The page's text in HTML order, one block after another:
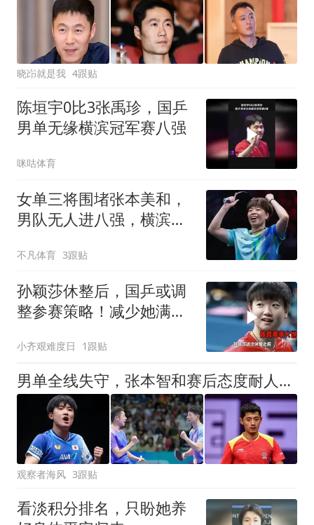
晓岇就是我 4跟贴
陈垣宇0比3张禹珍，国乒
男单无缘横滨冠军赛八强
咪咕体育
女单三将围堵张本美和，
男队无人进八强，横滨冠
不凡体育 3跟贴
孙颖莎休整后，国乒或调
整参赛策略！减少她满负
小齐艰难度日 1跟贴
男单全线失守，张本智和赛后态度耐人寻味，刘国梁麾下遭大变局
观察者海风 3跟贴
看淡积分排名，只盼她养